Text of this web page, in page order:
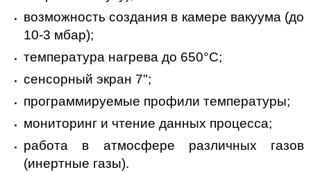
возможность создания в камере вакуума (до
10-3 мбар);
температура нагрева до 650°C;
сенсорный экран 7";
программируемые профили температуры;
мониторинг и чтение данных процесса;
работа в атмосфере различных газов
(инертные газы).